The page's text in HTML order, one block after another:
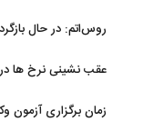
روس‌اتم: در حال
عقب نشینی نرخ ها در
زمان برگزاری آزمون وکالت ۱۴۰۵